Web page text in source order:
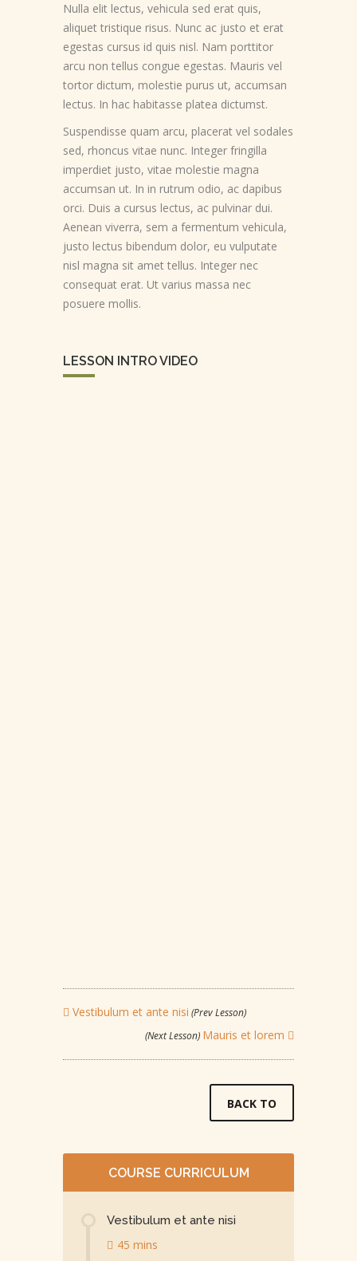
Nulla elit lectus, vehicula sed erat quis,
aliquet tristique risus. Nunc ac justo et erat
egestas cursus id quis nisl. Nam porttitor
arcu non tellus congue egestas. Mauris vel
tortor dictum, molestie purus ut, accumsan
lectus. In hac habitasse platea dictumst.
Suspendisse quam arcu, placerat vel sodales
sed, rhoncus vitae nunc. Integer fringilla
imperdiet justo, vitae molestie magna
accumsan ut. In in rutrum odio, ac dapibus
orci. Duis a cursus lectus, ac pulvinar dui.
Aenean viverra, sem a fermentum vehicula,
justo lectus bibendum dolor, eu vulputate
nisl magna sit amet tellus. Integer nec
consequat erat. Ut varius massa nec
posuere mollis.
LESSON INTRO VIDEO
Vestibulum et ante nisi (Prev Lesson)
(Next Lesson) Mauris et lorem
BACK TO
COURSE CURRICULUM
Vestibulum et ante nisi
45 mins